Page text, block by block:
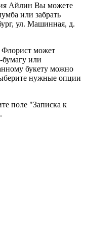
Айлин Вы можете
или забрать
ул. Машинная, д.
Флорист может
бумагу или
букету можно
нужные опции
поле "Записка к